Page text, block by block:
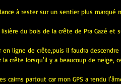
à rester sur un sentier plus marqué
lisière du bois de la crête de Pra Gazé et
en ligne de crête,puis il faudra
la crête lorsqu'il y a beaucoup de neige,
cairns partout car mon GPS a rendu